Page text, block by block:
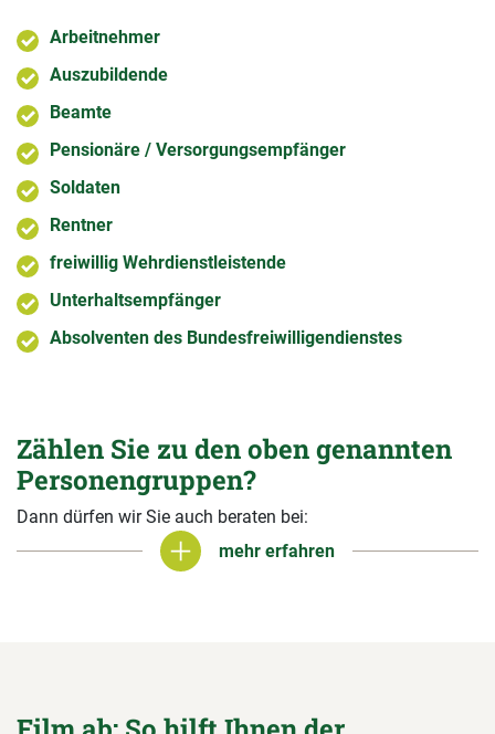
Arbeitnehmer
Auszubildende
Beamte
Pensionäre / Versorgungsempfänger
Soldaten
Rentner
freiwillig Wehrdienstleistende
Unterhaltsempfänger
Absolventen des Bundesfreiwilligendienstes
Zählen Sie zu den oben genannten
Personengruppen?
Dann dürfen wir Sie auch beraten bei:
mehr erfahren
mehr erfahren